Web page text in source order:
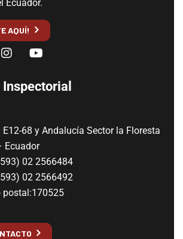
Ecuador.
AQUÍ!
Inspectorial
E12-68 y Andalucía Sector la Floresta
Ecuador
02 2566484
02 2566492
postal:170525